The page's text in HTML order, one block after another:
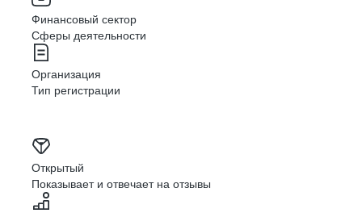
Финансовый сектор
Сферы деятельности
Организация
Тип регистрации
Открытый
Показывает и отвечает на отзывы